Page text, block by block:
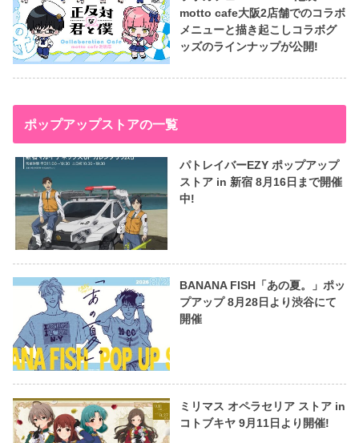
motto cafe大阪2店舗でのコラボ
メニューと描き起こしコラボグ
ッズのラインナップが公開!
ポップアップストアの一覧
パトレイバーEZY ポップアップ
ストア in 新宿 8月16日まで開催
中!
BANANA FISH「あの夏。」ポッ
プアップ 8月28日より渋谷にて
開催
ミリマス オペラセリア ストア in
コトブキヤ 9月11日より開催!